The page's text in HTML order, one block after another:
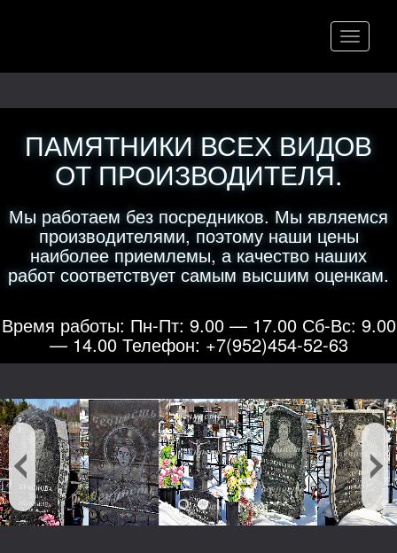
Меню
ПАМЯТНИКИ ВСЕХ ВИДОВ
ОТ ПРОИЗВОДИТЕЛЯ.
Мы работаем без посредников. Мы являемся
производителями, поэтому наши цены
наиболее приемлемы, а качество наших
работ соответствует самым высшим оценкам.
Время работы: Пн-Пт: 9.00 — 17.00 Сб-Вс: 9.00
— 14.00 Телефон: +7(952)454-52-63